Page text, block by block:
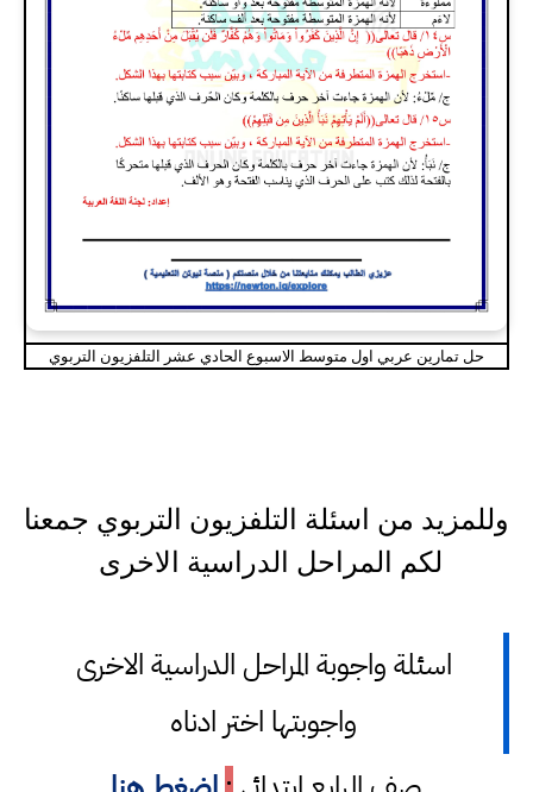
حل تمارين عربي اول متوسط الاسبوع الحادي عشر التلفزيون التربوي
وللمزيد من اسئلة التلفزيون التربوي جمعنا
لكم المراحل الدراسية الاخرى
اسئلة واجوبة المراحل الدراسية الاخرى
واجوبتها اختر ادناه